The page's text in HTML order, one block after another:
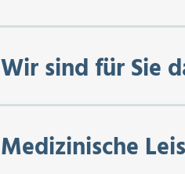
Wir sind für Sie
Medizinische